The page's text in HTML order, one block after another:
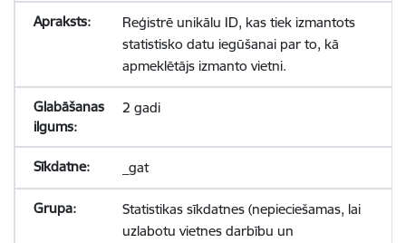
Reģistrē unikālu ID, kas tiek izmantots
statistisko datu iegūšanai par to, kā
apmeklētājs izmanto vietni.
2 gadi
_gat
Statistikas sīkdatnes (nepieciešamas, lai
uzlabotu vietnes darbību un